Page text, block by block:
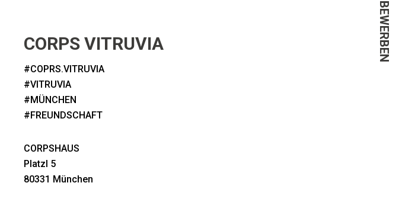
CORPS VITRUVIA
#COPRS.VITRUVIA
#VITRUVIA
#MÜNCHEN
#FREUNDSCHAFT
CORPSHAUS
Platzl 5
80331 München